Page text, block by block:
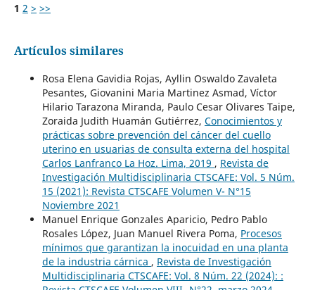
1 2 > >>
Artículos similares
Rosa Elena Gavidia Rojas, Ayllin Oswaldo Zavaleta
Pesantes, Giovanini Maria Martinez Asmad, Víctor
Hilario Tarazona Miranda, Paulo Cesar Olivares Taipe,
Zoraida Judith Huamán Gutiérrez, Conocimientos y
prácticas sobre prevención del cáncer del cuello
uterino en usuarias de consulta externa del hospital
Carlos Lanfranco La Hoz. Lima, 2019 , Revista de
Investigación Multidisciplinaria CTSCAFE: Vol. 5 Núm.
15 (2021): Revista CTSCAFE Volumen V- N°15
Noviembre 2021
Manuel Enrique Gonzales Aparicio, Pedro Pablo
Rosales López, Juan Manuel Rivera Poma, Procesos
mínimos que garantizan la inocuidad en una planta
de la industria cárnica , Revista de Investigación
Multidisciplinaria CTSCAFE: Vol. 8 Núm. 22 (2024): :